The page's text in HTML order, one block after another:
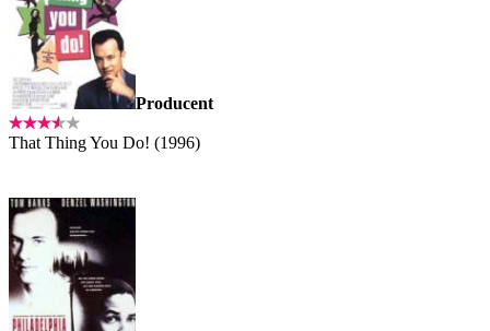
Producent
That Thing You Do! (1996)